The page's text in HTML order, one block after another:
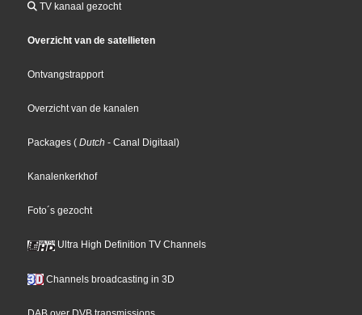
TV kanaal gezocht
Overzicht van de satellieten
Ontvangstrapport
Overzicht van de kanalen
Packages ( Dutch - Canal Digitaal)
Kanalenkerkhof
Foto´s gezocht
Ultra High Definition TV Channels
Channels broadcasting in 3D